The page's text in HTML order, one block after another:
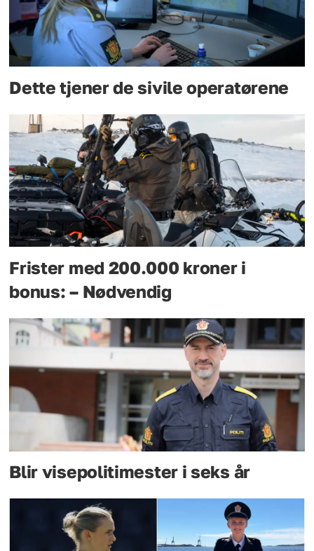
Dette tjener de sivile operatørene
Frister med 200.000 kroner i
bonus: – Nødvendig
Blir visepolitimester i seks år